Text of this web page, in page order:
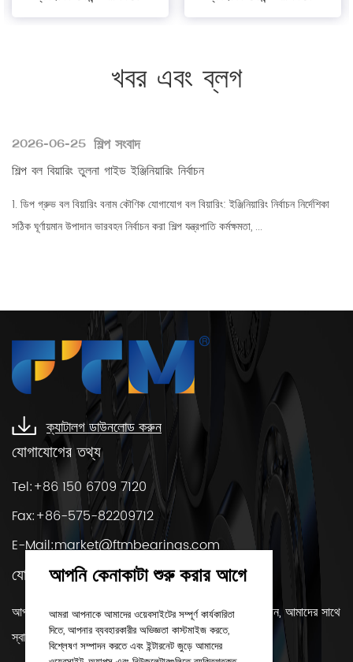
খবর এবং ব্লগ
2026-06-25 শিল্প সংবাদ
শিল্প বল বিয়ারিং তুলনা গাইড ইঞ্জিনিয়ারিং নির্বাচন
1. ডিপ গ্রুভ বল বিয়ারিং বনাম কৌণিক যোগাযোগ বল বিয়ারিং: ইঞ্জিনিয়ারিং নির্বাচন নির্দেশিকা
সঠিক ঘূর্ণায়মান উপাদান ভারবহন নির্বাচন করা শিল্প যন্ত্রপাতি কর্মক্ষমতা, ...
ক্যাটালগ ডাউনলোড করুন
যোগাযোগের তথ্য
Tel:+86 150 6709 7120
Fax:+86-575-82209712
E-Mail:market@ftmbearings.com
যোগাযোগ করুন
আপনার যদি কোন প্রশ্ন থাকে বা বিয়ারিং সম্পর্কে আরও জানতে চান, আমাদের সাথে
স্বাচ্ছন্দ্যে যোগাযোগ করুন!
আপনি কেনাকাটা শুরু করার আগে
আমরা আপনাকে আমাদের ওয়েবসাইটের সম্পূর্ণ কার্যকারিতা
দিতে, আপনার ব্যবহারকারীর অভিজ্ঞতা কাস্টমাইজ করতে,
বিশ্লেষণ সম্পাদন করতে এবং ইন্টারনেট জুড়ে আমাদের